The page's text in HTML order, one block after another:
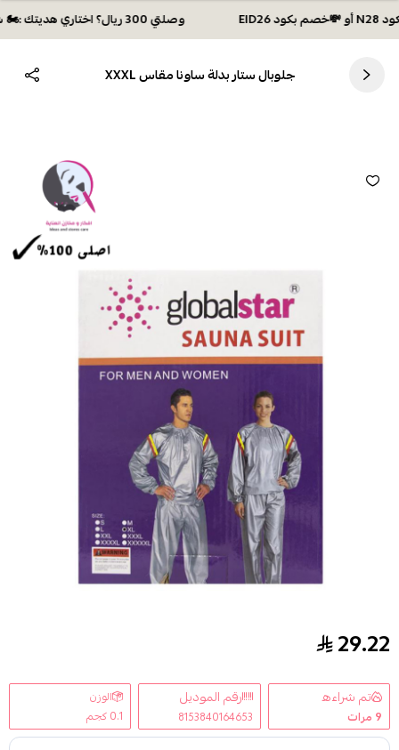
وصلتي 300 ريال؟ اختاري هديتك :🏍 شحن مجاني بكود N28 أو 💸خصم بكود EID26
جلوبال ستار بدلة ساونا مقاس XXXL
جلوبال ستار بدلة ساونا مقاس XXXL
29.22
تم شراءه
9 مرات
رقم الموديل
8153840164653
الوزن
0.1 كجم